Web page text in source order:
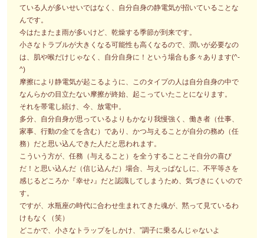
ている人が多いせいではなく、自分自身の静電気が招いていることな
んです。
今はたまたま雨が多いけど、乾燥する季節が到来です。
小さなトラブルが大きくなる可能性も高くなるので、潤いが必要なの
は、肌や喉だけじゃなく、自分自身に！という場合も多々あります(^-
^)
摩擦により静電気が起こるように、このタイプの人は自分自身の中で
なんらかの目立たない摩擦が終始、起こっていたことになります。
それを帯電し続け、今、放電中。
多分、自分自身が思っているよりもかなり我慢強く、働き者（仕事、
家事、行動の全てを含む）であり、かつ与えることが自分の務め（任
務）だと思い込んできた人だと思われます。
こういう方が、任務（与えること）を全うすることこそ自分の喜び
だ！と思い込んだ（信じ込んだ）場合、与えっぱなしに、不平等さを
感じるどころか『幸せ♪』だと認識してしまうため、気づきにくいので
す。
ですが、水瓶座の時代に合わせ生まれてきた魂が、黙って見ているわ
けもなく（笑）
どこかで、小さなトラップをしかけ、”調子に乗るんじゃないよ